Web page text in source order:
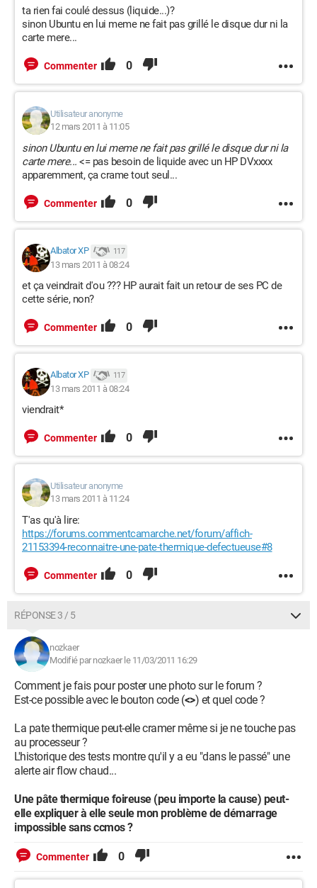
ta rien fai coulé dessus (liquide...)?
sinon Ubuntu en lui meme ne fait pas grillé le disque dur ni la
carte mere...
Commenter 0
Utilisateur anonyme
12 mars 2011 à 11:05
sinon Ubuntu en lui meme ne fait pas grillé le disque dur ni la
carte mere... <= pas besoin de liquide avec un HP DVxxxx
apparemment, ça crame tout seul...
Commenter 0
Albator XP 117
13 mars 2011 à 08:24
et ça veindrait d'ou ??? HP aurait fait un retour de ses PC de
cette série, non?
Commenter 0
Albator XP 117
13 mars 2011 à 08:24
viendrait*
Commenter 0
Utilisateur anonyme
13 mars 2011 à 11:24
T'as qu'à lire:
https://forums.commentcamarche.net/forum/affich-
21153394-reconnaitre-une-pate-thermique-defectueuse#8
Commenter 0
RÉPONSE 3 / 5
nozkaer
Modifié par nozkaer le 11/03/2011 16:29
Comment je fais pour poster une photo sur le forum ?
Est-ce possible avec le bouton code (<>) et quel code ?
La pate thermique peut-elle cramer même si je ne touche pas
au processeur ?
L'historique des tests montre qu'il y a eu "dans le passé" une
alerte air flow chaud...
Une pâte thermique foireuse (peu importe la cause) peut-
elle expliquer à elle seule mon problème de démarrage
impossible sans ccmos ?
Commenter 0